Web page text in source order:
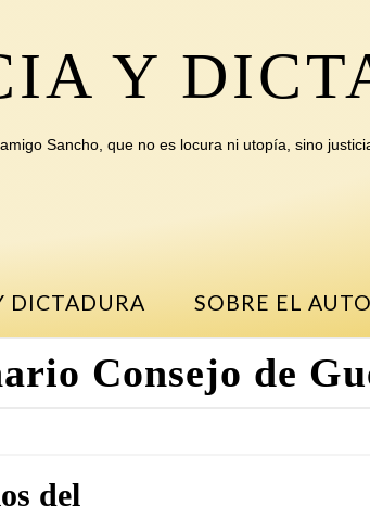
Y
Sancho, que no es locura ni utopía, sino
DICTADURA SOBRE EL
Consejo de
del